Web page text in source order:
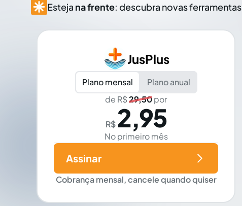
Esteja na frente: descubra novas ferramentas
JusPlus
Plano mensal
Plano anual
de R$29,50por
R$ 2,95
No primeiro mês
Cobrança mensal, cancele quando quiser
Assinar